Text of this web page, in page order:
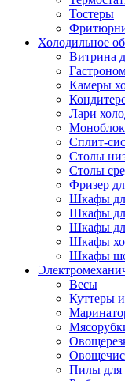
Тостеры
Холодильное
Витрина
Камеры
Лари
Сплит-
Столы
Столы
Фризер
Шкафы
Шкафы
Шкафы
Шкафы
Шкафы
Весы
Куттеры
Пилы для